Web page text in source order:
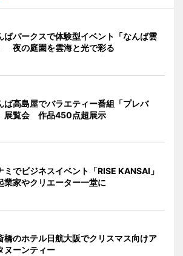
ばパークスで体験型イベント「なんば雲
夜の庭園を雲海と光で彩る
ば高島屋でバラエティー番組「プレバ
展覧会 作品450点超展示
ミでビジネスイベント「RISE KANSAI」
家やクリエーター一堂に
橋のホテル日航大阪でクリスマス向けア
ヌーンティー